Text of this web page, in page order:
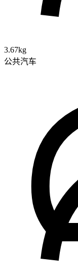
3.67kg
公共汽车